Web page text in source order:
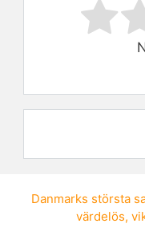
Rate this item:
Danmarks största
värdelös,